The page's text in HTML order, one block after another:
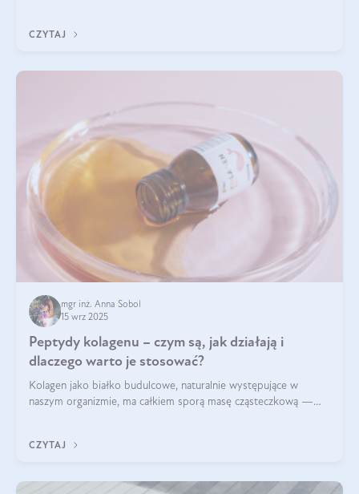
wysokiej jakości suplem
CZYTAJ
mgr inż. Anna Sobol
15 wrz 2025
Peptydy kolagenu – czym są, jak działają i
dlaczego warto je stosować?
Kolagen jako białko budulcowe, naturalnie występujące w
naszym organizmie, ma całkiem sporą masę cząsteczkową —
bardziej biodostępny
CZYTAJ